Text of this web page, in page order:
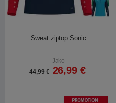
Sweat ziptop Sonic
Jako
44,99 € 26,99 €
Promotion